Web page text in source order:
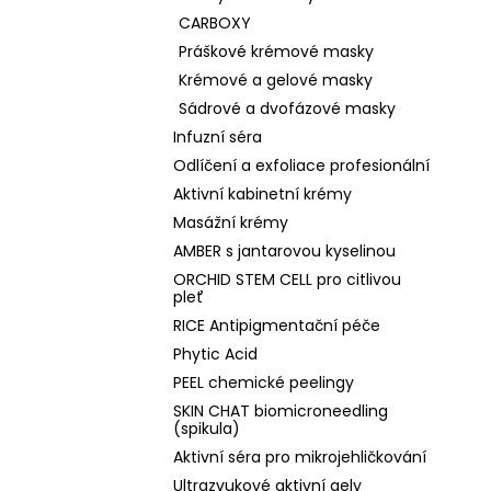
CARBOXY
Práškové krémové masky
Krémové a gelové masky
Sádrové a dvofázové masky
Infuzní séra
Odlíčení a exfoliace profesionální
Aktivní kabinetní krémy
Masážní krémy
AMBER s jantarovou kyselinou
ORCHID STEM CELL pro citlivou
pleť
RICE Antipigmentační péče
Phytic Acid
PEEL chemické peelingy
SKIN CHAT biomicroneedling
(spikula)
Aktivní séra pro mikrojehličkování
Ultrazvukové aktivní gely